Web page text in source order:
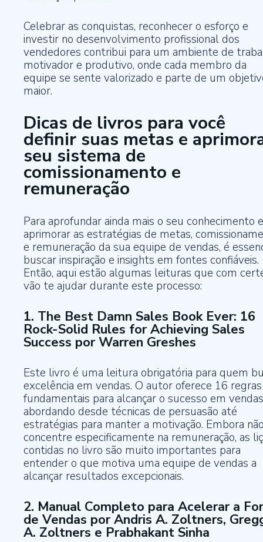
Celebrar as conquistas, reconhecer o esforço e
investir no desenvolvimento profissional dos
vendedores contribui para um ambiente de
motivador e produtivo, onde cada membro da
equipe se sente valorizado e parte de um
maior.
Dicas de livros para você
definir suas metas e
seu sistema de
comissionamento e
remuneração
Para aprofundar ainda mais o seu conhecimento e
aprimorar as estratégias de metas,
e remuneração da sua equipe de vendas, é
buscar inspiração e insights em fontes confiáveis.
Então, aqui estão algumas leituras que com
vão te ajudar durante este processo:
1. The Best Damn Sales Book Ever: 16
Rock-Solid Rules for Achieving Sales
Success por Warren Greshes
Este livro é uma leitura obrigatória para quem
excelência em vendas. O autor oferece 16 regras
fundamentais para alcançar o sucesso em
abordando desde técnicas de persuasão até
estratégias para manter a motivação. Embora
concentre especificamente na remuneração, as
contidas no livro são muito importantes para
entender o que motiva uma equipe de vendas a
alcançar resultados excepcionais.
2. Manual Completo para Acelerar a
de Vendas por Andris A. Zoltners,
A. Zoltners e Prabhakant Sinha